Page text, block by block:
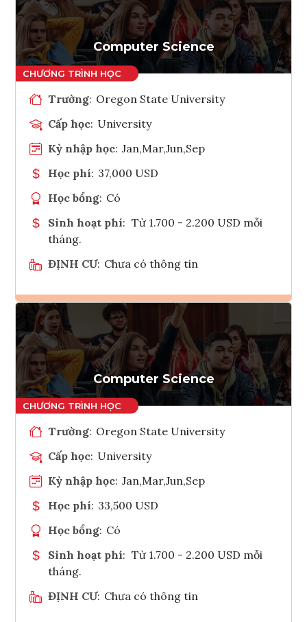
Computer Science
Trường: Oregon State University
Cấp học: University
Kỳ nhập học: Jan,Mar,Jun,Sep
Học phí: 37,000 USD
Học bổng: Có
Sinh hoạt phí: Từ 1.700 - 2.200 USD mỗi
tháng.
ĐỊNH CƯ: Chưa có thông tin
Ghi danh
Tham vấn Interlink
Computer Science
Trường: Oregon State University
Cấp học: University
Kỳ nhập học: Jan,Mar,Jun,Sep
Học phí: 33,500 USD
Học bổng: Có
Sinh hoạt phí: Từ 1.700 - 2.200 USD mỗi
tháng.
ĐỊNH CƯ: Chưa có thông tin